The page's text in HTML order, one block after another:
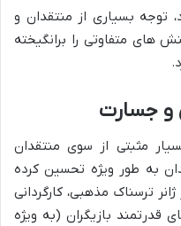
توجه بسیاری از منتقدان و
های متفاوتی را برانگیخته
و جسارت
مثبتی از سوی منتقدان
به طور ویژه تحسین کرده
ترسناک مذهبی، کارگردانی
قدرتمند بازیگران (به ویژه